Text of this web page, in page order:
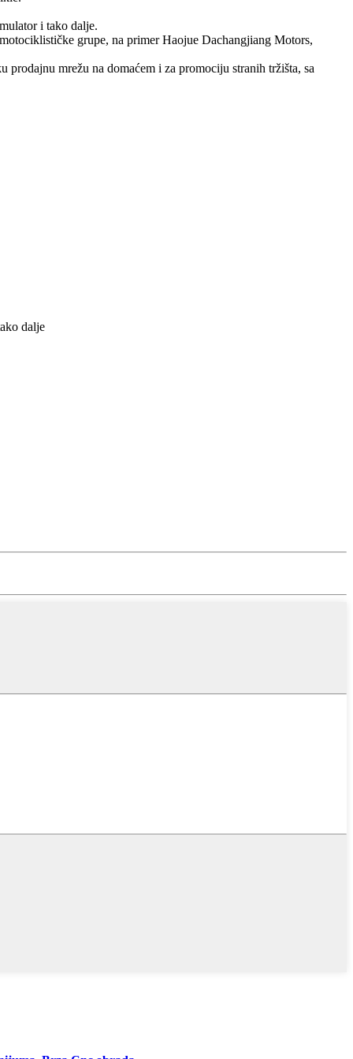
i tako dalje.
grupe, na primer Haojue Dachangjiang Motors,
mrežu na domaćem i za promociju stranih tržišta, sa
dalje